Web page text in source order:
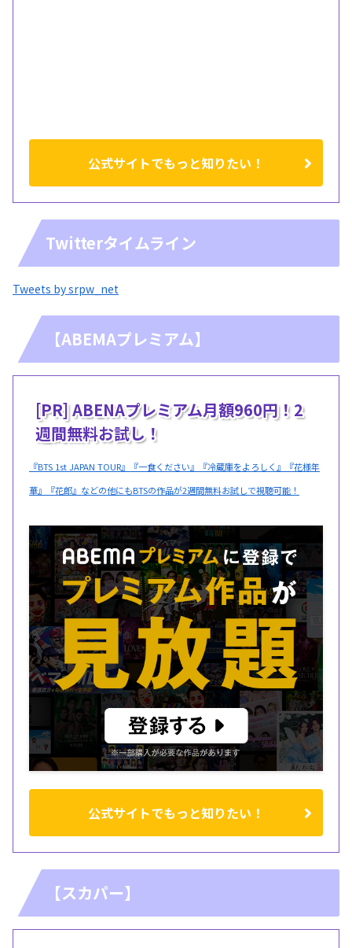
公式サイトでもっと知りたい！
Twitterタイムライン
Tweets by srpw_net
【ABEMAプレミアム】
[PR] ABENAプレミアム月額960円！2
週間無料お試し！
『BTS 1st JAPAN TOUR』『一食ください』『冷蔵庫をよろしく』『花様年
華』『花郎』などの他にもBTSの作品が2週間無料お試しで視聴可能！
公式サイトでもっと知りたい！
【スカパー】